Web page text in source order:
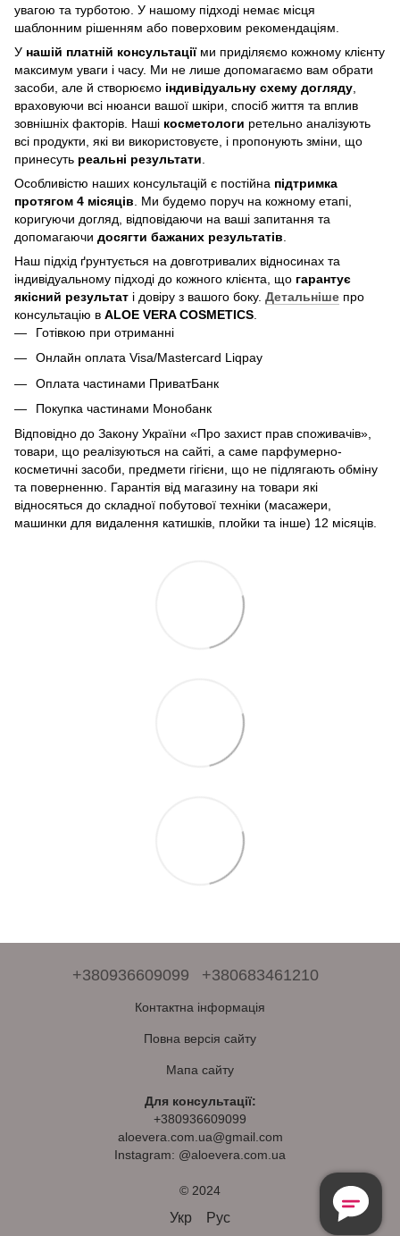
увагою та турботою. У нашому підході немає місця
шаблонним рішенням або поверховим рекомендаціям.
У нашій платній консультаціїми приділяємо кожному клієнту
максимум уваги і часу. Ми не лише допомагаємо вам обрати
засоби, але й створюємо індивідуальну схему догляду
враховуючи всі нюанси вашої шкіри, спосіб життя та вплив
зовнішніх факторів. Наші косметологи ретельно аналізують
всі продукти, які ви використовуєте, і пропонують зміни, що
принесуть реальні результати
Особливістю наших консультацій є постійна підтримка
протягом 4 місяців . Ми будемо поруч на кожному етапі,
коригуючи догляд, відповідаючи на ваші запитання та
допомагаючи досягти бажаних результатів
Наш підхід ґрунтується на довготривалих відносинах та
індивідуальному підході до кожного клієнта, що гарантує
якісний результат і довіру з вашого боку. Детальніше про
консультацію в ALOE VERA COSMETICS
Готівкою при отриманні
Онлайн оплата Visa/Mastercard Liqpay
Оплата частинами ПриватБанк
Покупка частинами Монобанк
Відповідно до Закону України «Про захист прав споживачів»,
товари, що реалізуються на сайті, а саме парфумерно-
косметичні засоби, предмети гігієни, що не підлягають обміну
та поверненню. Гарантія від магазину на товари які
відносяться до складної побутової техніки (масажери,
машинки для видалення катишків, плойки та інше) 12 місяців.
+380936609099 +380683461210
Контактна інформація
Повна версія сайту
Мапа сайту
Для консультації:
+380936609099
aloevera.com.ua@gmail.com
Instagram: @aloevera.com.ua
© 2024
Укр Рус
Безкоштовна
Консультація